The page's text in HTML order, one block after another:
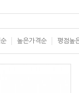
높은가격순 평점높